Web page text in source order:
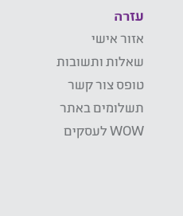
עזרה
אזור אישי
שאלות ותשובות
טופס צור קשר
תשלומים באתר
WOW לעסקים